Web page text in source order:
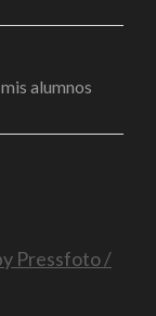
alumnos
Pressfoto /